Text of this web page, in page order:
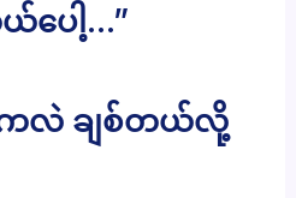
ပေါ့…”
ကလဲ ချစ်တယ်လို့